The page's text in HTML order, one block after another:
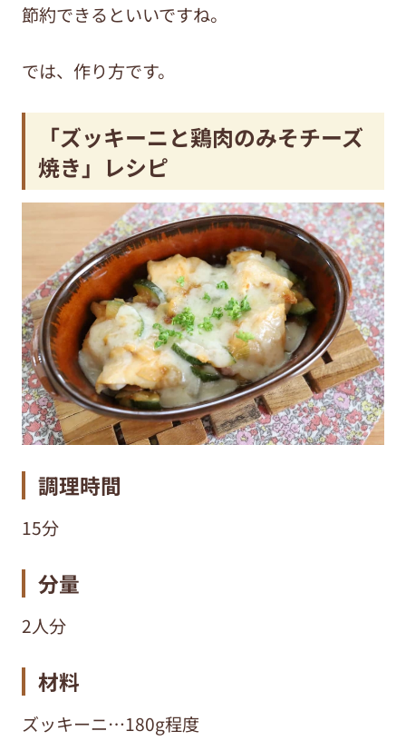
節約できるといいですね。
では、作り方です。
「ズッキーニと鶏肉のみそチーズ
焼き 」レシピ
調理時間
15分
分量
2人分
材料
ズッキーニ…180g程度